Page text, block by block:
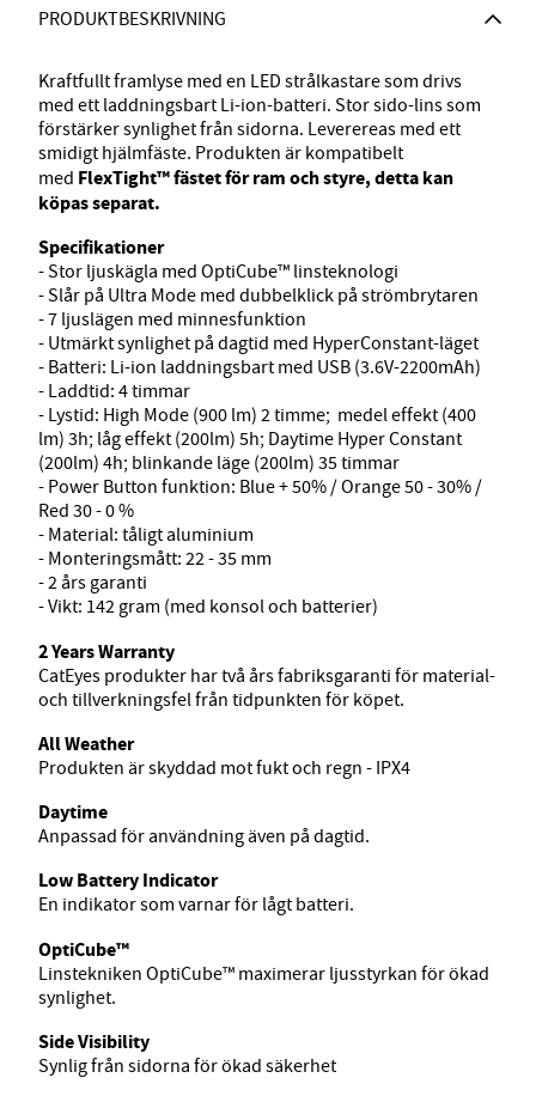
PRODUKTBESKRIVNING
Kraftfullt framlyse med en LED strålkastare som drivs
med ett laddningsbart Li-ion-batteri. Stor sido-lins som
förstärker synlighet från sidorna. Leverereas med ett
smidigt hjälmfäste. Produkten är kompatibelt
med FlexTight™ fästet för ram och styre, detta kan
köpas separat.
Specifikationer
- Stor ljuskägla med OptiCube™ linsteknologi
- Slår på Ultra Mode med dubbelklick på strömbrytaren
- 7 ljuslägen med minnesfunktion
- Utmärkt synlighet på dagtid med HyperConstant-läget
- Batteri: Li-ion laddningsbart med USB (3.6V-2200mAh)
- Laddtid: 4 timmar
- Lystid: High Mode (900 lm) 2 timme; medel effekt (400
lm) 3h; låg effekt (200lm) 5h; Daytime Hyper Constant
(200lm) 4h; blinkande läge (200lm) 35 timmar
- Power Button funktion: Blue + 50% / Orange 50 - 30% /
Red 30 - 0 %
- Material: tåligt aluminium
- Monteringsmått: 22 - 35 mm
- 2 års garanti
- Vikt: 142 gram (med konsol och batterier)
2 Years Warranty
CatEyes produkter har två års fabriksgaranti för material-
och tillverkningsfel från tidpunkten för köpet.
All Weather
Produkten är skyddad mot fukt och regn - IPX4
Daytime
Anpassad för användning även på dagtid.
Low Battery Indicator
En indikator som varnar för lågt batteri.
OptiCube™
Linstekniken OptiCube™ maximerar ljusstyrkan för ökad
synlighet.
Side Visibility
Synlig från sidorna för ökad säkerhet